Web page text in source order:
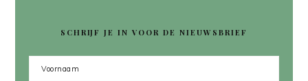
SCHRIJF JE IN VOOR DE NIEUWSBRIEF